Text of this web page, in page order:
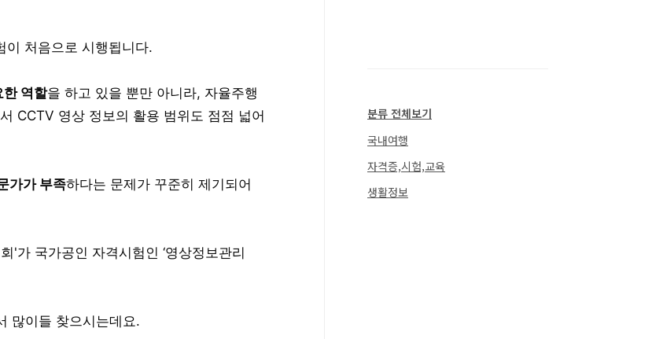
이 처음으로 시행됩니다.
한 역할을 하고 있을 뿐만 아니라, 자율주행
CCTV 영상 정보의 활용 범위도 점점 넓어
가가 부족하다는 문제가 꾸준히 제기되어
'가 국가공인 자격시험인 ‘영상정보관리
많이들 찾으시는데요.
분류 전체보기
국내여행
자격증,시험,교육
생활정보